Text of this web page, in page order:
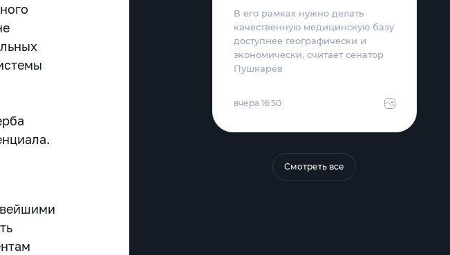
В его рамках нужно делать
качественную медицинскую базу
доступнее географически и
экономически, считает сенатор
Пушкарёв
вчера 16:50
Смотреть все